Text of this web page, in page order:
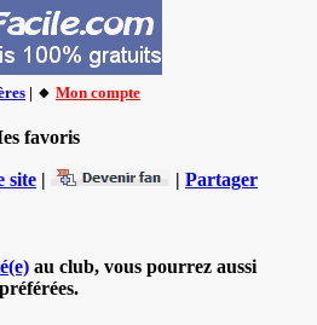
| 🔸 Mon compte
favoris
site | | Partager
au club, vous pourrez aussi